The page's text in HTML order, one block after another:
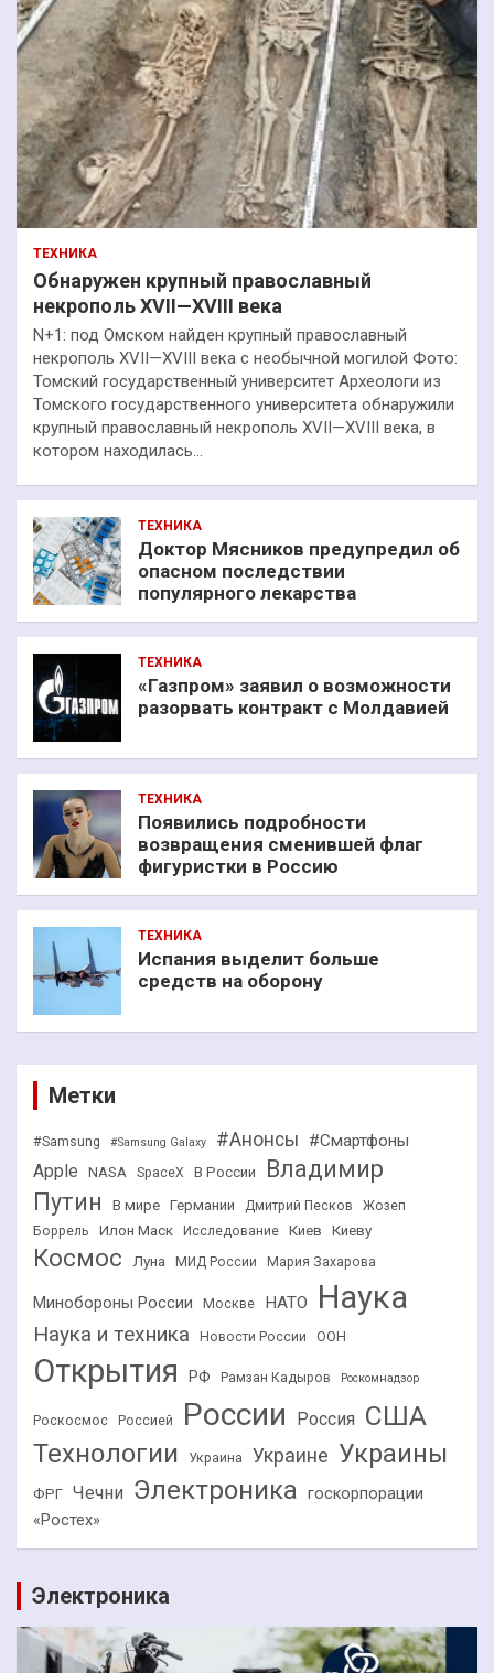
ТЕХНИКА
Обнаружен крупный православный
некрополь XVII—XVIII века
N+1: под Омском найден крупный православный
некрополь XVII—XVIII века с необычной могилой Фото:
Томский государственный университет Археологи из
Томского государственного университета обнаружили
крупный православный некрополь XVII—XVIII века, в
котором находилась…
ТЕХНИКА
Доктор Мясников предупредил об
опасном последствии
популярного лекарства
ТЕХНИКА
«Газпром» заявил о возможности
разорвать контракт с Молдавией
ТЕХНИКА
Появились подробности
возвращения сменившей флаг
фигуристки в Россию
ТЕХНИКА
Испания выделит больше
средств на оборону
Метки
#Samsung #Samsung Galaxy #Анонсы #Смартфоны
Apple NASA SpaceX В России
Владимир
Путин
В мире Германии Дмитрий Песков
Жозеп
Боррель
Илон Маск Исследование Киев Киеву
Космос Луна МИД России Мария Захарова
Минобороны России Москве НАТО Наука
Наука и техника Новости России ООН
Открытия РФ Рамзан Кадыров Роскомнадзор
Роскосмос Россией России Россия США
Технологии Украина Украине Украины
ФРГ Чечни Электроника госкорпорации
«Ростех»
Электроника